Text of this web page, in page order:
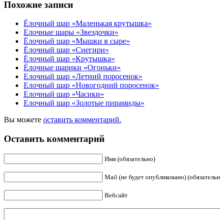
Похожие записи
Ёлочный шар «Маленькая крутышка»
Елочные шары «Звездочки»
Ёлочный шар «Мышки в сыре»
Ёлочный шар «Снегири»
Ёлочный шар «Крутышка»
Ёлочные шарики «Огоньки»
Елочный шар «Летний поросенок»
Елочный шар «Новогодний поросенок»
Елочный шар «Часики»
Елочный шар «Золотые пирамиды»
Вы можете оставить комментарий.
Оставить комментарий
Имя (обязательно)
Mail (не будет опубликовано)
Вебсайт